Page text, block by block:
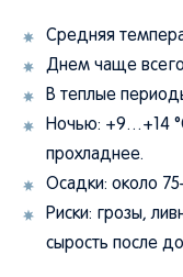
Средняя
Днем чаще
В теплые
Ночью: +9…+14
прохладнее.
Осадки: около
Риски: грозы,
сырость после